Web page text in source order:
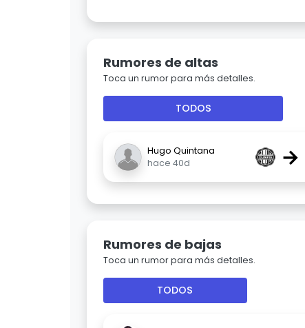
Rumores de altas
Toca un rumor para más detalles.
TODOS
Hugo Quintana
hace 40d
→
Rumores de bajas
Toca un rumor para más detalles.
TODOS